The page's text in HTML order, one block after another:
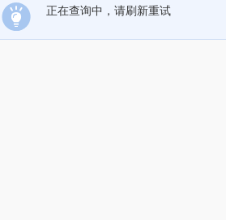
正在查询中，请刷新重试